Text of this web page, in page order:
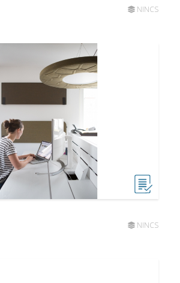
NINCS
NINCS